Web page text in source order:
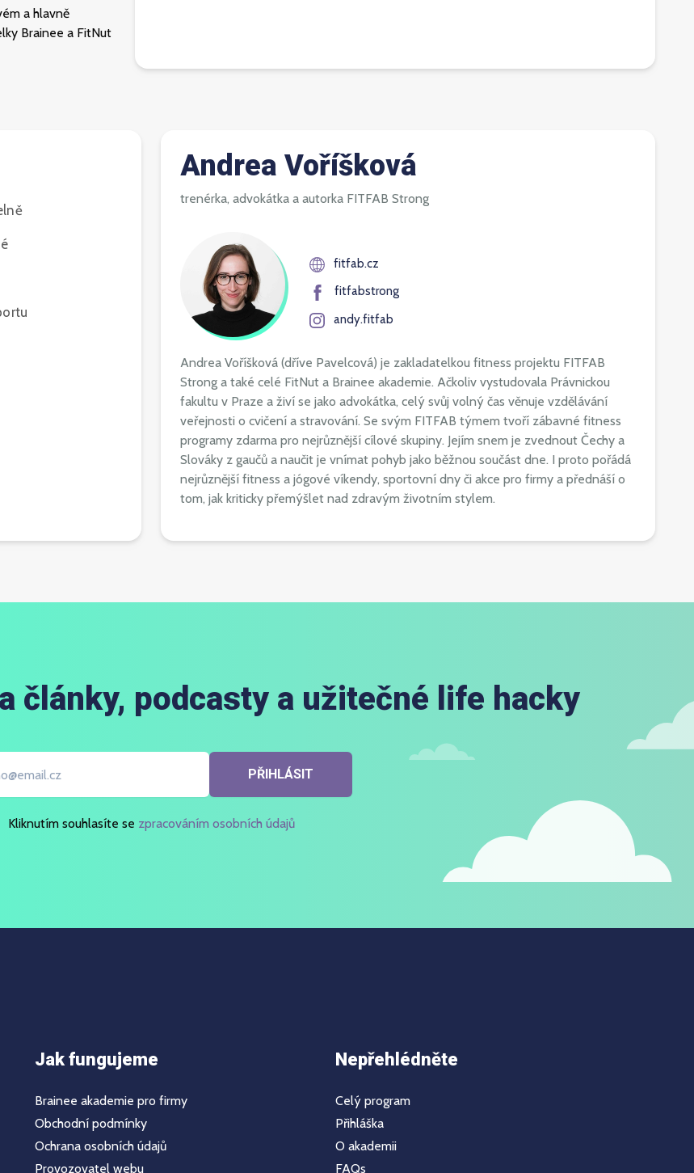
a hlavně
Brainee a FitNut
Andrea Voříšková
trenérka, advokátka a autorka FITFAB Strong
fitfab.cz
fitfabstrong
andy.fitfab
Andrea Voříšková (dříve Pavelcová) je zakladatelkou fitness projektu FITFAB
Strong a také celé FitNut a Brainee akademie. Ačkoliv vystudovala Právnickou
fakultu v Praze a živí se jako advokátka, celý svůj volný čas věnuje vzdělávání
veřejnosti o cvičení a stravování. Se svým FITFAB týmem tvoří zábavné fitness
programy zdarma pro nejrůznější cílové skupiny. Jejím snem je zvednout Čechy a
Slováky z gaučů a naučit je vnímat pohyb jako běžnou součást dne. I proto pořádá
nejrůznější fitness a jógové víkendy, sportovní dny či akce pro firmy a přednáší o
tom, jak kriticky přemýšlet nad zdravým životním stylem.
články, podcasty a užitečné life hacky
PŘIHLÁSIT
Kliknutím souhlasíte se zpracováním osobních údajů
Jak fungujeme
Brainee akademie pro firmy
Obchodní podmínky
Ochrana osobních údajů
Provozovatel webu
Nepřehlédněte
Celý program
Přihláška
O akademii
FAQs